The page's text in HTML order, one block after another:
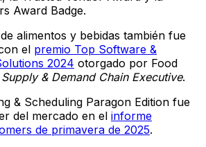
Award Badge.
alimentos y bebidas también fue
el premio Top Software &
2024 otorgado por Food
Supply & Demand Chain Executive.
& Scheduling Paragon Edition fue
del mercado en el informe
de primavera de 2025.